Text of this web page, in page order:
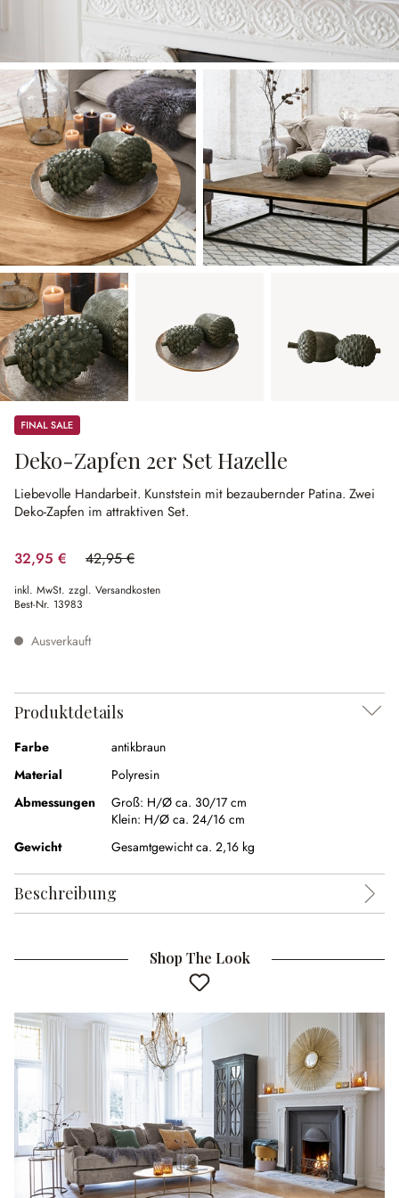
Sale
Deko-Zapfen 2er Set Hazelle
Liebevolle Handarbeit. Kunststein mit bezaubernder Patina. Zwei
Deko-Zapfen im attraktiven Set.
32,95 € 42,95 €
(23.28% gespart)
inkl. MwSt. zzgl. Versandkosten
Best-Nr. 13983
Ausverkauft
Produktdetails
Farbe
antikbraun
Material
Polyresin
Abmessungen
Groß: H/Ø ca. 30/17 cm
Klein: H/Ø ca. 24/16 cm
Gewicht
Gesamtgewicht ca. 2,16 kg
Beschreibung
Shop The Look